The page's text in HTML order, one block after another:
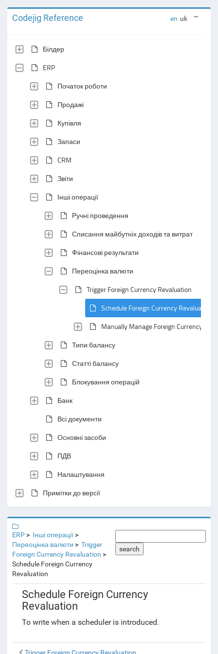
Codejig Reference en uk
Білдер
ERP
Початок роботи
Продажі
Купівля
Запаси
CRM
Звіти
Інші операції
Ручні проведення
Списання майбутніх доходів та витрат
Фінансові результати
Переоцінка валюти
Trigger Foreign Currency Revaluation
Schedule Foreign Currency Revaluation
Manually Manage Foreign Currency
Типи балансу
Статті балансу
Блокування операцій
Банк
Всі документи
Основні засоби
ПДВ
Налаштування
Примітки до версії
ERP
Інші операції
Переоцінка валюти
Trigger
Foreign Currency Revaluation
Schedule Foreign Currency
Revaluation
search
Schedule Foreign Currency
Revaluation
To write when a scheduler is introduced.